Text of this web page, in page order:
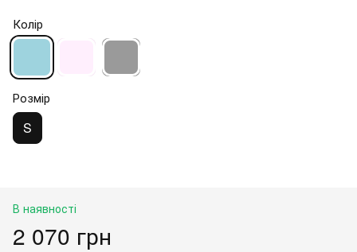
Колір
Розмір
S
В наявності
2 070 грн